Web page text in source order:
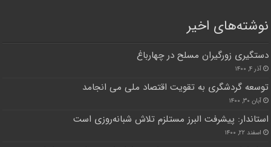
نوشته‌های اخیر
دستگیری زورگیران مسلح در چهارباغ
آذر ۴, ۱۴۰۰
توسعه گردشگری به تقویت اقتصاد ملی می انجامد
آبان ۳۰, ۱۴۰۰
استاندار: پیشرفت البرز مستلزم تلاش شبانه‌روزی است
اسفند ۲۲, ۱۴۰۰